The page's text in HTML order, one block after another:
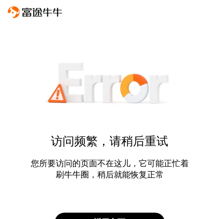
访问频繁，请稍后重试
您所要访问的页面不在这儿，它可能正忙着
刷牛牛圈，稍后就能恢复正常